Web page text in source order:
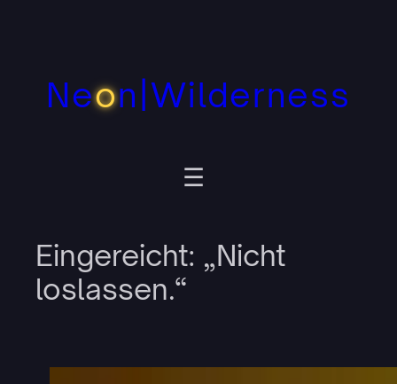
Neon|Wilderness
Eingereicht: „Nicht
loslassen.“